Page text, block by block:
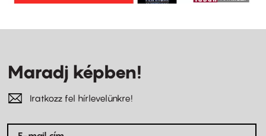
Maradj képben!
Iratkozz fel hírlevelünkre!